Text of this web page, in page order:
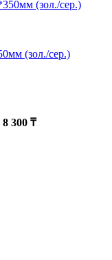
(зол./сер.)
8 300 ₸